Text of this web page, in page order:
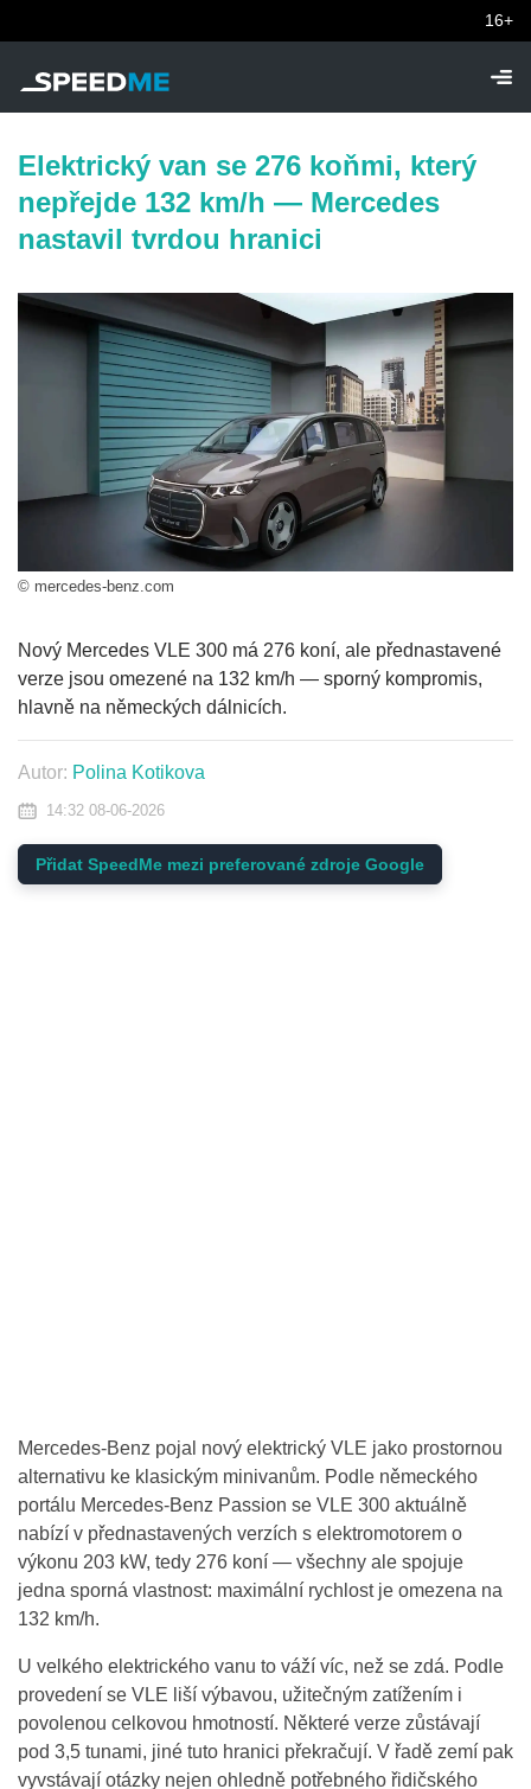
16+
Elektrický van se 276 koňmi, který
nepřejde 132 km/h — Mercedes
nastavil tvrdou hranici
© mercedes-benz.com
Nový Mercedes VLE 300 má 276 koní, ale přednastavené
verze jsou omezené na 132 km/h — sporný kompromis,
hlavně na německých dálnicích.
Autor: Polina Kotikova
14:32 08-06-2026
Přidat SpeedMe mezi preferované zdroje Google
Mercedes-Benz pojal nový elektrický VLE jako prostornou
alternativu ke klasickým minivanům. Podle německého
portálu Mercedes-Benz Passion se VLE 300 aktuálně
nabízí v přednastavených verzích s elektromotorem o
výkonu 203 kW, tedy 276 koní — všechny ale spojuje
jedna sporná vlastnost: maximální rychlost je omezena na
132 km/h.
U velkého elektrického vanu to váží víc, než se zdá. Podle
provedení se VLE liší výbavou, užitečným zatížením i
povolenou celkovou hmotností. Některé verze zůstávají
pod 3,5 tunami, jiné tuto hranici překračují. V řadě zemí pak
vyvstávají otázky nejen ohledně potřebného řidičského